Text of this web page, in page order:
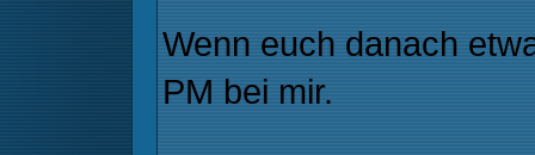
Wenn euch danach
PM bei mir.